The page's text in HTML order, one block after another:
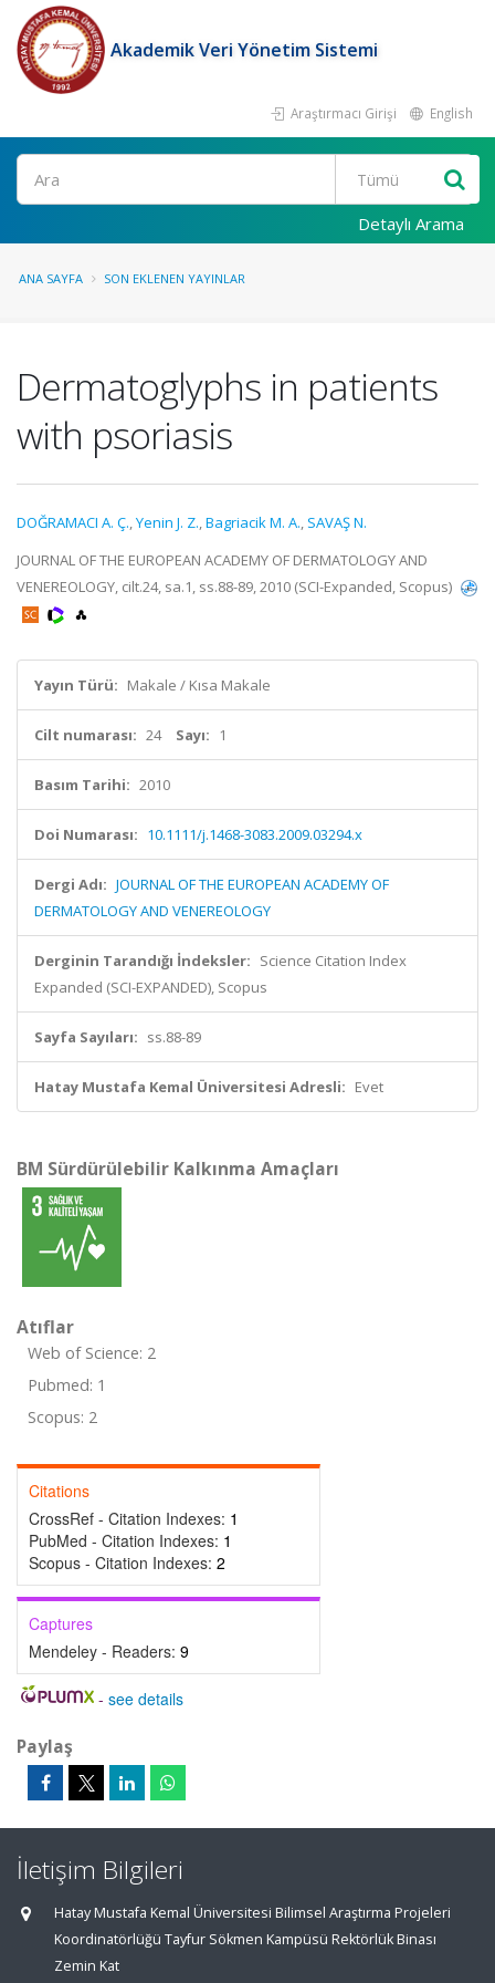
Akademik Veri Yönetim Sistemi
Araştırmacı Girişi English
Ara
Detaylı Arama
ANA SAYFA SON EKLENEN YAYINLAR
Dermatoglyphs in patients
with psoriasis
DOĞRAMACI A. Ç.,Yenin J. Z.,Bagriacik M. A., SAVAŞ N.
JOURNAL OF THE EUROPEAN ACADEMY OF DERMATOLOGY AND
VENEREOLOGY, cilt.24, sa.1, ss.88-89, 2010 (SCI-Expanded, Scopus)
Yayın Türü: Makale / Kısa Makale
Cilt numarası: 24 Sayı: 1
Basım Tarihi: 2010
Doi Numarası: 10.1111/j.1468-3083.2009.03294.x
Dergi Adı: JOURNAL OF THE EUROPEAN ACADEMY OF
DERMATOLOGY AND VENEREOLOGY
Derginin Tarandığı İndeksler: Science Citation Index
Expanded (SCI-EXPANDED), Scopus
Sayfa Sayıları: ss.88-89
Hatay Mustafa Kemal Üniversitesi Adresli: Evet
BM Sürdürülebilir Kalkınma Amaçları
Atıflar
Web of Science: 2
Pubmed: 1
Scopus: 2
Citations
CrossRef - Citation Indexes: 1
PubMed - Citation Indexes: 1
Scopus - Citation Indexes: 2
Captures
Mendeley - Readers: 9
- see details
Paylaş
İletişim Bilgileri
Hatay Mustafa Kemal Üniversitesi Bilimsel Araştırma Projeleri
Koordinatörlüğü Tayfur Sökmen Kampüsü Rektörlük Binası
Zemin Kat